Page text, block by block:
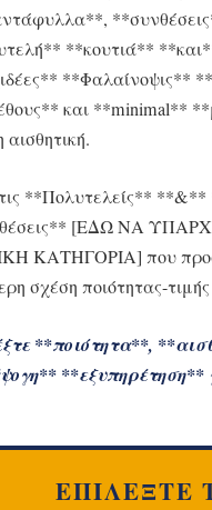
**κουτιά**
**Φαλαίνοψις**
και **minimal**
αισθητική.
**Πολυτελείς**
[ΕΔΩ ΝΑ
ΚΑΤΗΓΟΡΙΑ] που
σχέση ποιότητας-
**ποιότητα**,
**εξυπηρέτηση**
ΕΠΙΛΕΞΤΕ